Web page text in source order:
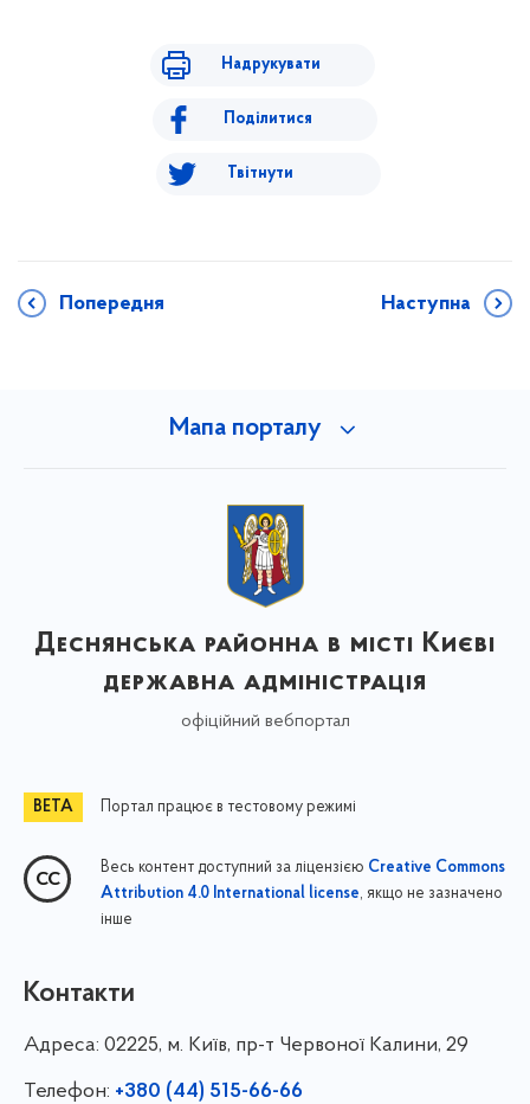
Надрукувати
Поділитися
Твітнути
Попередня Наступна
Мапа порталу
Деснянська районна в місті Києві
державна адміністрація
офіційний вебпортал
Портал працює в тестовому режимі
Весь контент доступний за ліцензією Creative Commons
Attribution 4.0 International license, якщо не зазначено
інше
Контакти
Адреса: 02225, м. Київ, пр-т Червоної Калини, 29
Телефон: +380 (44) 515-66-66